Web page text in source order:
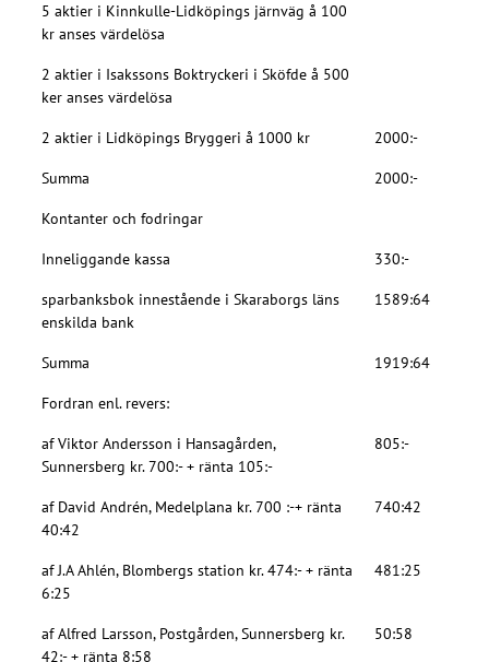
5 aktier i Kinnkulle-Lidköpings järnväg å 100
kr anses värdelösa
2 aktier i Isakssons Boktryckeri i Sköfde å 500
ker anses värdelösa
2 aktier i Lidköpings Bryggeri å 1000 kr 2000:-
Summa 2000:-
Kontanter och fodringar
Inneliggande kassa 330:-
sparbanksbok innestående i Skaraborgs läns
enskilda bank
1589:64
Summa 1919:64
Fordran enl. revers:
af Viktor Andersson i Hansagården,
Sunnersberg kr. 700:- + ränta 105:-
805:-
af David Andrén, Medelplana kr. 700 :-+ ränta
40:42
740:42
af J.A Ahlén, Blombergs station kr. 474:- + ränta
6:25
481:25
af Alfred Larsson, Postgården, Sunnersberg kr.
42:- + ränta 8:58
50:58